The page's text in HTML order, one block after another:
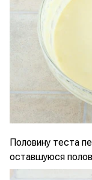
Половину теста
оставшуюся